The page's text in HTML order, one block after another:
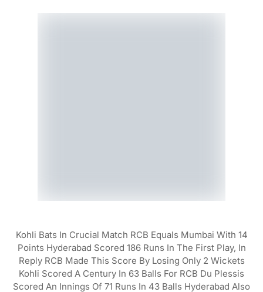
Kohli Bats In Crucial Match RCB Equals Mumbai With 14
Points Hyderabad Scored 186 Runs In The First Play, In
Reply RCB Made This Score By Losing Only 2 Wickets
Kohli Scored A Century In 63 Balls For RCB Du Plessis
Scored An Innings Of 71 Runs In 43 Balls Hyderabad Also